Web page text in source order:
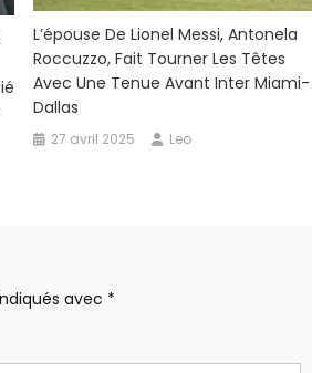
L’épouse De Lionel Messi, Antonela
Roccuzzo, Fait Tourner Les Têtes
Avec Une Tenue Avant Inter Miami-
Dallas
27 avril 2025 Leo
avec *